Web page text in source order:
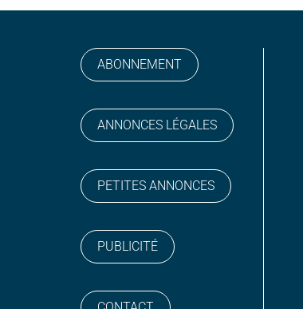
ABONNEMENT
ANNONCES LÉGALES
PETITES ANNONCES
PUBLICITÉ